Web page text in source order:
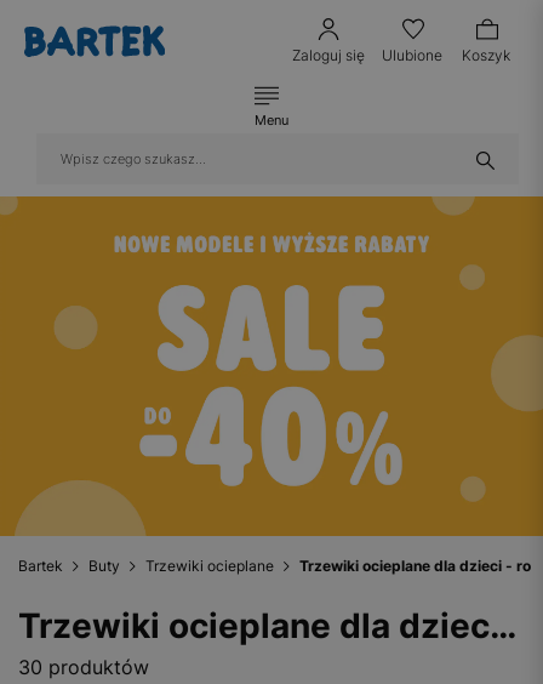
Zaloguj się Ulubione Koszyk
Menu
Bartek Buty Trzewiki ocieplane Trzewiki ocieplane dla dzieci -
Trzewiki ocieplane dla dzieci - rozmiar 26
30 produktów